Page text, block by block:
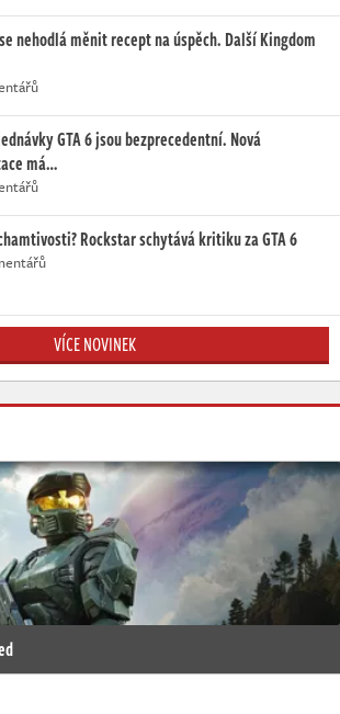
nehodlá měnit recept na úspěch. Další Kingdom
GTA 6 jsou bezprecedentní. Nová
má…
Rockstar schytává kritiku za GTA 6
VÍCE NOVINEK